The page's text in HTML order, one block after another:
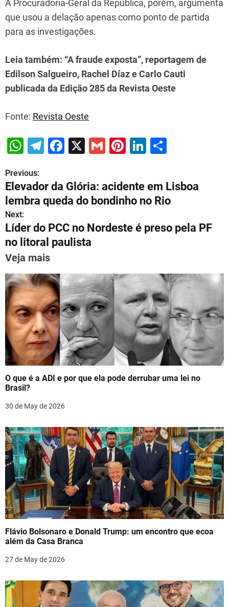
A Procuradoria-Geral da República, porém, argumenta
que usou a delação apenas como ponto de partida
para as investigações.
Leia também: “A fraude exposta”, reportagem de
Edilson Salgueiro, Rachel Díaz e Carlo Cauti
publicada da Edição 285 da Revista Oeste
Fonte: Revista Oeste
W
at
s
A
p
p
T
gr
a
m
F
c
e
b
o
o
X
G
ai
l
Pi
er
e
st
Li
e
dI
n
ar
e
P
o
s
t
n
a
v
i
g
a
t
i
o
n
Previous:
Elevador da Glória: acidente em Lisboa
lembra queda do bondinho no Rio
Next:
Líder do PCC no Nordeste é preso pela PF
no litoral paulista
Veja mais
O que é a ADI e por que ela pode derrubar uma lei no
Brasil?
30 de May de 2026
Flávio Bolsonaro e Donald Trump: um encontro que ecoa
além da Casa Branca
27 de May de 2026